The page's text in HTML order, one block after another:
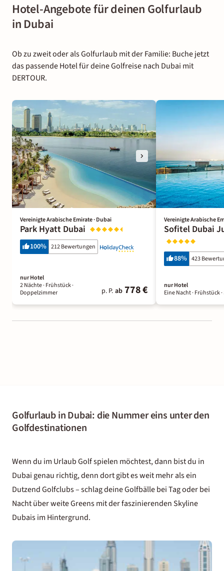
Hotel-Angebote für deinen Golfurlaub
in Dubai
Ob zu zweit oder als Golfurlaub mit der Familie: Buche jetzt
das passende Hotel für deine Golfreise nach Dubai mit
DERTOUR.
Vereinigte Arabische Emirate · Dubai
Park Hyatt Dubai
100% 212 Bewertungen
nur Hotel
2 Nächte· Frühstück·
Doppelzimmer
p. P. ab 778 €
Vereinigte Arabische
Sofitel Dubai
88% 423
nur Hotel
Eine Nacht· Frühstück
Golfurlaub in Dubai: die Nummer eins unter den
Golfdestinationen
Wenn du im Urlaub Golf spielen möchtest, dann bist du in
Dubai genau richtig, denn dort gibt es weit mehr als ein
Dutzend Golfclubs – schlag deine Golfbälle bei Tag oder bei
Nacht über weite Greens mit der faszinierenden Skyline
Dubais im Hintergrund.